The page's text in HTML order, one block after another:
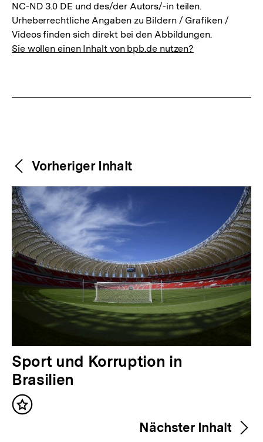
NC-ND 3.0 DE und des/der Autors/-in teilen.
Urheberrechtliche Angaben zu Bildern / Grafiken /
Videos finden sich direkt bei den Abbildungen.
Sie wollen einen Inhalt von bpb.de nutzen?
Weitere
Inhalte
Content-
Navigation
Vorheriger Inhalt
V
o
r
h
Sport und Korruption in
Brasilien
Inhalt
Nächster Inhalt